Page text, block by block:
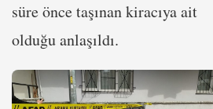
süre önce taşınan kiracıya ait
olduğu anlaşıldı.